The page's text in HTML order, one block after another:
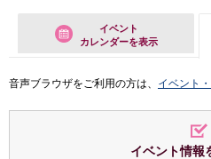
イベント
カレンダーを表示
音声ブラウザをご利用の方は、 イベント
イベント情報